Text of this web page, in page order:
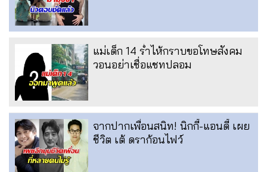
แม่เด็ก 14 ร่ำไห้กราบขอโทษสังคม
วอนอย่าเชื่อแชทปลอม
จากปากเพื่อนสนิท! นิกกี้-แอนดี้ เผย
ชีวิต เต้ ดราก้อนไฟว์